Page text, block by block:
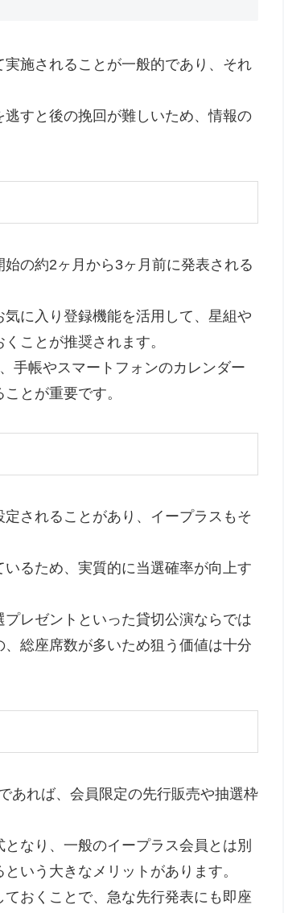
施されることが一般的であり、それ
すと後の挽回が難しいため、情報の
の約2ヶ月から3ヶ月前に発表される
に入り登録機能を活用して、星組や
ことが推奨されます。
手帳やスマートフォンのカレンダー
とが重要です。
されることがあり、イープラスもそ
るため、実質的に当選確率が向上す
レゼントといった貸切公演ならでは
総座席数が多いため狙う価値は十分
あれば、会員限定の先行販売や抽選枠
なり、一般のイープラス会員とは別
いう大きなメリットがあります。
おくことで、急な先行発表にも即座